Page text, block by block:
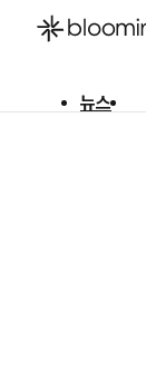
뉴스